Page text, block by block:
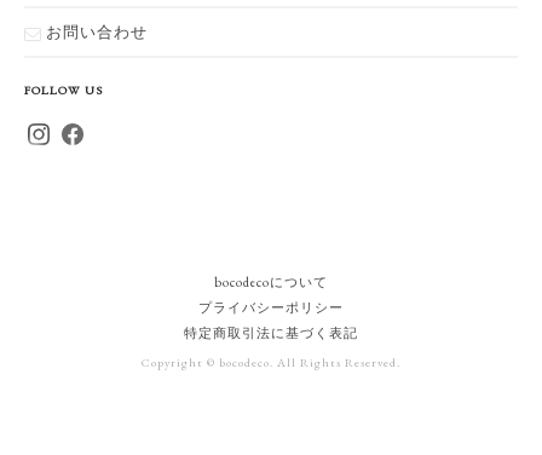
お問い合わせ
FOLLOW US
bocodecoについて
プライバシーポリシー
特定商取引法に基づく表記
Copyright © bocodeco. All Rights Reserved.